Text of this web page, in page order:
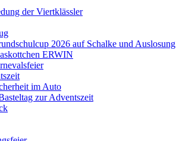
der Viertklässler
2026 auf Schalke und Auslosung
ERWIN
im Auto
zur Adventszeit